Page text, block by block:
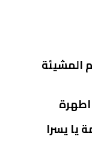
المشيئة
يا يسرا